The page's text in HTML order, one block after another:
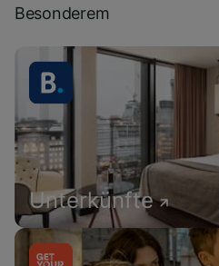
Besonderem
Unterkünfte